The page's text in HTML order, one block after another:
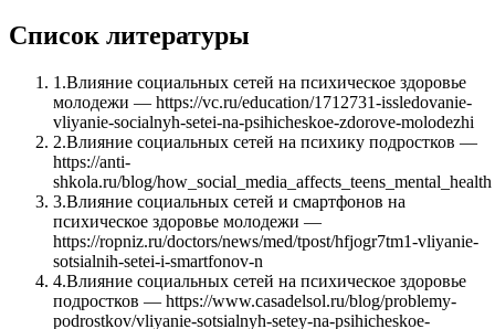
Список литературы
1 .Влияние социальных сетей на психическое здоровье
молодежи — https://vc.ru/education/1712731-issledovanie-
vliyanie-socialnyh-setei-na-psihicheskoe-zdorove-molodezhi
2.Влияние социальных сетей на психику подростков —
https://anti-
shkola.ru/blog/how_social_media_affects_teens_mental_health
3.Влияние социальных сетей и смартфонов на
психическое здоровье молодежи —
https://ropniz.ru/doctors/news/med/tpost/hfjogr7tm1-vliyanie-
sotsialnih-setei-i-smartfonov-n
4.Влияние социальных сетей на психическое здоровье
подростков — https://www.casadelsol.ru/blog/problemy-
podrostkov/vliyanie-sotsialnyh-setey-na-psihicheskoe-